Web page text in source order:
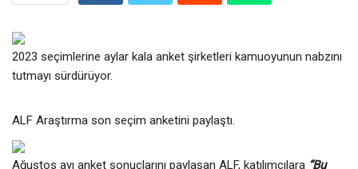
2023 seçimlerine aylar kala anket şirketleri kamuoyunun nabzını
tutmayı sürdürüyor.
ALF Araştırma son seçim anketini paylaştı.
Ağustos ayı anket sonuçlarını paylaşan ALF, katılımcılara “Bu